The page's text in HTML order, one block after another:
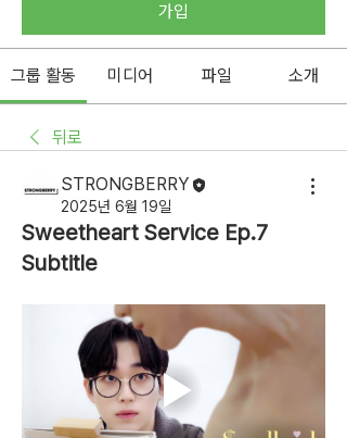
가입
그룹 활동 미디어 파일 소개
뒤로
STRONGBERRY
2025년 6월 19일
Sweetheart Service Ep.7
Subtitle